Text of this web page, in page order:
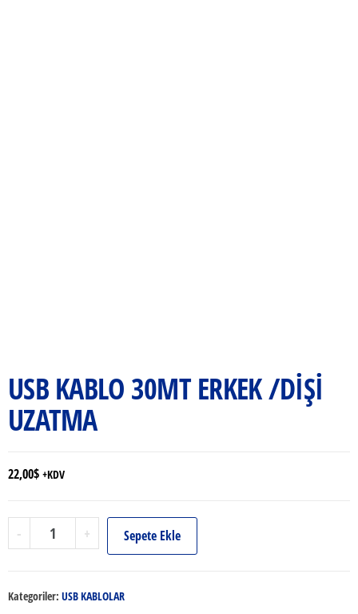
USB KABLO 30MT ERKEK /DİŞİ
UZATMA
22,00$ +KDV
-
KABLO
/DİŞİ
+ Sepete Ekle
Kategoriler: USB KABLOLAR